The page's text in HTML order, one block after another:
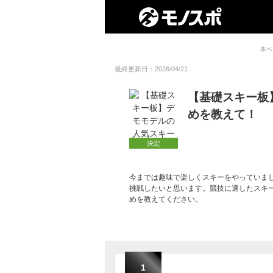
本
最終更新日：2026/04/21
決定
【基礎スキー
めを教えて！
今までは趣味で楽しくスキーをやっていま
挑戦したいと思います。競技に適したスキ
めを教えてください。
1